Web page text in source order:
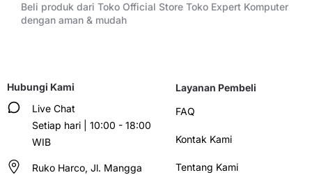
Beli produk dari Toko Official Store Toko Expert Komputer
dengan aman & mudah
Hubungi Kami
Live Chat
Setiap hari | 10:00 - 18:00
WIB
Ruko Harco, Jl. Mangga
Layanan Pembeli
FAQ
Kontak Kami
Tentang Kami